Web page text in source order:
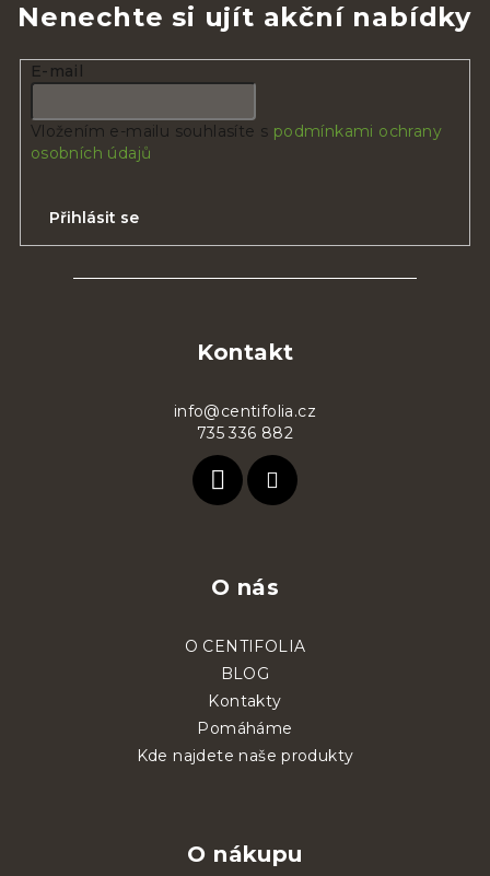
Nenechte si ujít akční nabídky
E-mail
Vložením e-mailu souhlasíte s podmínkami ochrany
osobních údajů
Přihlásit se
Kontakt
info@centifolia.cz
735 336 882
O nás
O CENTIFOLIA
BLOG
Kontakty
Pomáháme
Kde najdete naše produkty
O nákupu